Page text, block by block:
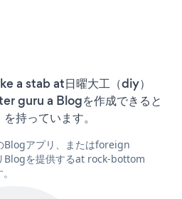
a stab at日曜大工（diy）
guru a Blogを作成できると
持っています。
Blogアプリ、またはforeign
を提供するat rock-bottom